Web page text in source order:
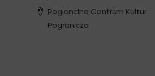
Regionalne Centrum Kultur
Pogranicza